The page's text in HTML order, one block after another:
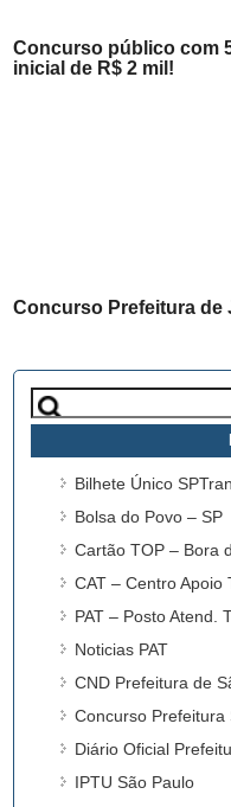
Concurso público com
inicial de R$ 2 mil!
Concurso Prefeitura de
Pesquisar
por:
Bilhete Único
Bolsa do Povo – SP
Cartão TOP – Bora
CAT – Centro Apoio
PAT – Posto Atend.
Noticias PAT
CND Prefeitura de
Concurso Prefeitura
Diário Oficial
IPTU São Paulo